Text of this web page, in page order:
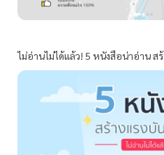
ไม่อ่านไม่ได้แล้ว! 5 หนังสือน่าอ่าน ส